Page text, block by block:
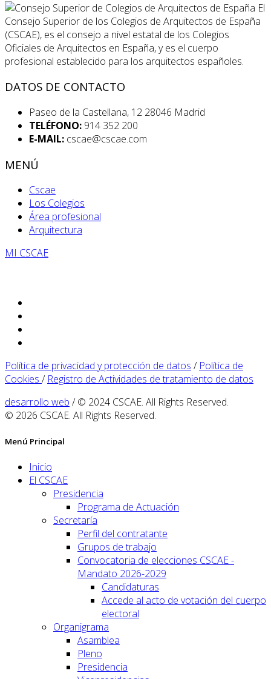
El
Consejo Superior de los Colegios de Arquitectos de España
(CSCAE), es el consejo a nivel estatal de los Colegios
Oficiales de Arquitectos en España, y es el cuerpo
profesional establecido para los arquitectos españoles.
DATOS DE CONTACTO
Paseo de la Castellana, 12 28046 Madrid
TELÉFONO: 914 352 200
E-MAIL: cscae@cscae.com
MENÚ
Cscae
Los Colegios
Área profesional
Arquitectura
MI CSCAE
Política de privacidad y protección de datos / Política de
Cookies / Registro de Actividades de tratamiento de datos
desarrollo web / © 2024 CSCAE. All Rights Reserved.
© 2026 CSCAE. All Rights Reserved.
Menú Principal
Inicio
El CSCAE
Presidencia
Programa de Actuación
Secretaría
Perfil del contratante
Grupos de trabajo
Convocatoria de elecciones CSCAE -
Mandato 2026-2029
Candidaturas
Accede al acto de votación del cuerpo
electoral
Organigrama
Asamblea
Pleno
Presidencia